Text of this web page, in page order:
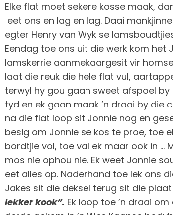
Elke flat moet sekere kosse maak,
eet ons en lag en lag. Daai
egter Henry van Wyk se
Eendag toe ons uit die werk kom het
lamskerrie aanmekaargesit vir
laat die reuk die hele flat vul,
terwyl hy gou gaan sweet afspoel by
tyd en ek gaan maak ’n draai by die
na die flat loop sit Jonnie nog en
besig om Jonnie se kos te proe, toe
bordtjie vol, toe val ek maar ook in …
mos nie ophou nie. Ek weet Jonnie
eet alles op. Naderhand toe lek ons
Jakes sit die deksel terug sit die
lekker kook”. Ek loop toe ’n draai